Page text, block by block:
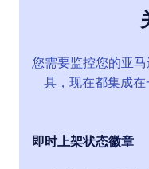
您需要监控您的亚
具，现在都集成
即时上架状态徽章